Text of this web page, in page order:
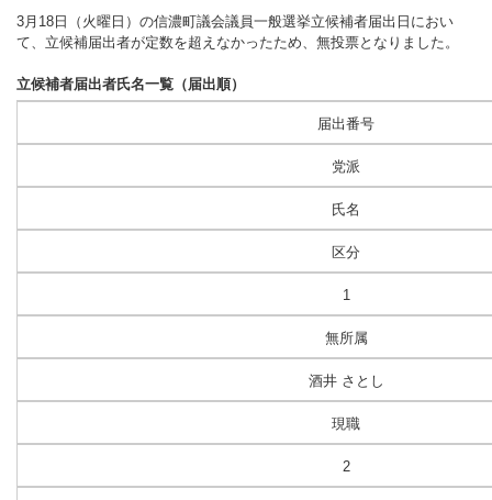
3月18日（火曜日）の信濃町議会議員一般選挙立候補者届出日におい
て、立候補届出者が定数を超えなかったため、無投票となりました。
立候補者届出者氏名一覧（届出順）
届出番号
党派
氏名
区分
1
無所属
酒井 さとし
現職
2